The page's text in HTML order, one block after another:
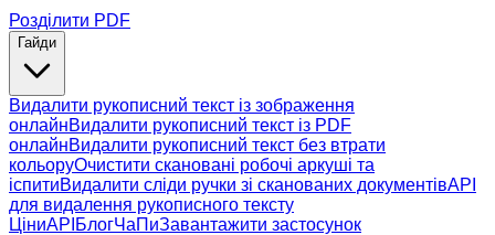
Розділити PDF
Гайди
Видалити рукописний текст із зображення
онлайнВидалити рукописний текст із PDF
онлайнВидалити рукописний текст без втрати
кольоруОчистити скановані робочі аркуші та
іспитиВидалити сліди ручки зі сканованих документівAPI
для видалення рукописного тексту
ЦіниAPI БлогЧаПиЗавантажити застосунок